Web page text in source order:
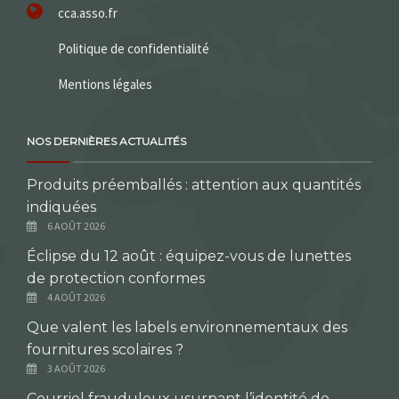
cca.asso.fr
Politique de confidentialité
Mentions légales
NOS DERNIÈRES ACTUALITÉS
Produits préemballés : attention aux quantités
indiquées
6 AOÛT 2026
Éclipse du 12 août : équipez-vous de lunettes
de protection conformes
4 AOÛT 2026
Que valent les labels environnementaux des
fournitures scolaires ?
3 AOÛT 2026